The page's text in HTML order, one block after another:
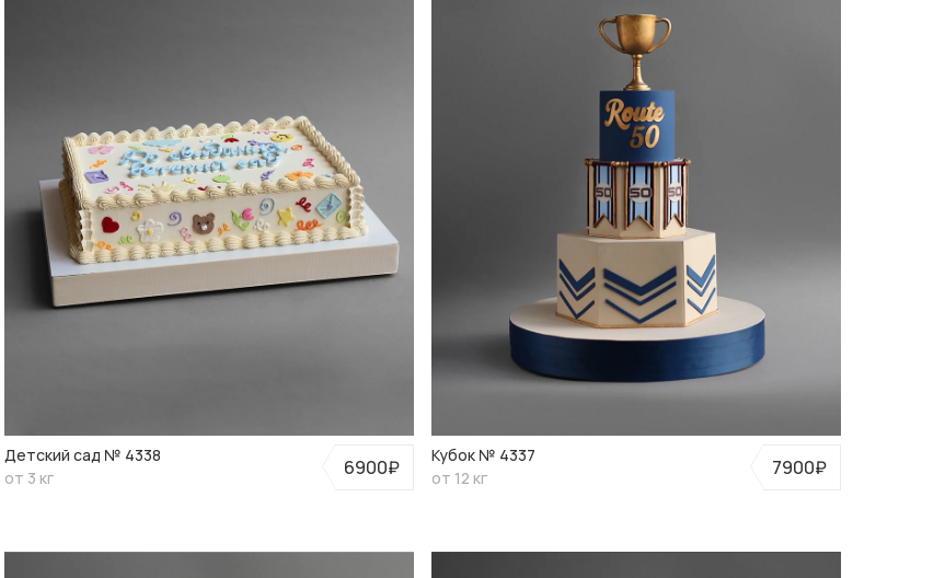
Детский сад № 4338
от 3 кг
6900₽
Кубок № 4337
от 12 кг
7900₽